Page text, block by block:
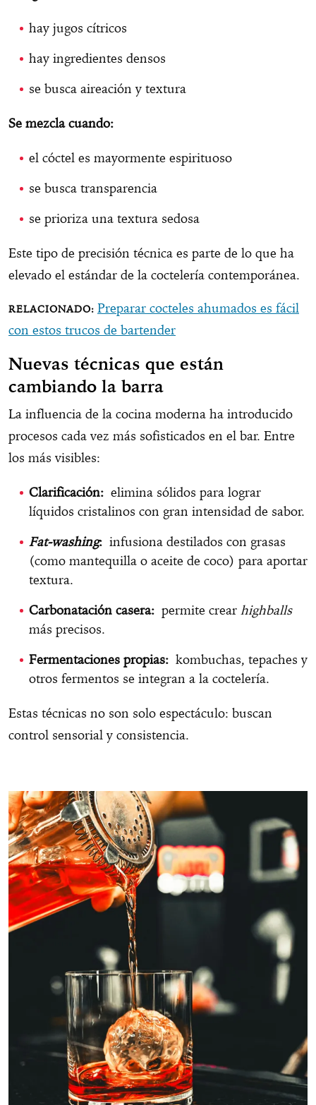
hay jugos cítricos
hay ingredientes densos
se busca aireación y textura
Se mezcla cuando:
el cóctel es mayormente espirituoso
se busca transparencia
se prioriza una textura sedosa
Este tipo de precisión técnica es parte de lo que ha
elevado el estándar de la coctelería contemporánea.
Preparar cocteles ahumados es fácil
con estos trucos de bartender
Nuevas técnicas que están
cambiando la barra
La influencia de la cocina moderna ha introducido
procesos cada vez más sofisticados en el bar. Entre
los más visibles:
Clarificación: elimina sólidos para lograr
líquidos cristalinos con gran intensidad de sabor.
Fat-washing: infusiona destilados con grasas
(como mantequilla o aceite de coco) para aportar
textura.
Carbonatación casera: permite crear highballs
más precisos.
Fermentaciones propias: kombuchas, tepaches y
otros fermentos se integran a la coctelería.
Estas técnicas no son solo espectáculo: buscan
control sensorial y consistencia.